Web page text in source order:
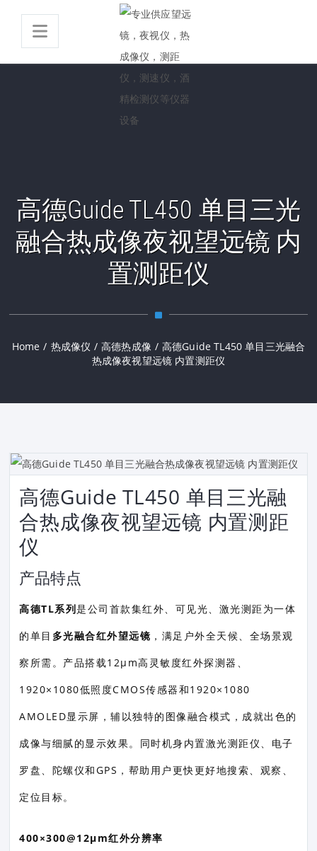
高德Guide TL450 单目三光
融合热成像夜视望远镜 内
置测距仪
Home / 热成像仪 / 高德热成像 / 高德Guide TL450 单目三光融合
热成像夜视望远镜 内置测距仪
高德Guide TL450 单目三光融
合热成像夜视望远镜 内置测距
仪
产品特点
高德TL系列是公司首款集红外、可见光、激光测距为一体
的单目 多光融合红外望远镜 ，满足户外全天候、全场景观
察所需。产品搭载12μm高灵敏度红外探测器、
1920×1080低照度CMOS传感器和1920×1080
AMOLED显示屏，辅以独特的图像融合模式，成就出色的
成像与细腻的显示效果。同时机身内置激光测距仪、电子
罗盘、陀螺仪和GPS，帮助用户更快更好地搜索、观察、
定位目标。
400×300@12μm红外分辨率